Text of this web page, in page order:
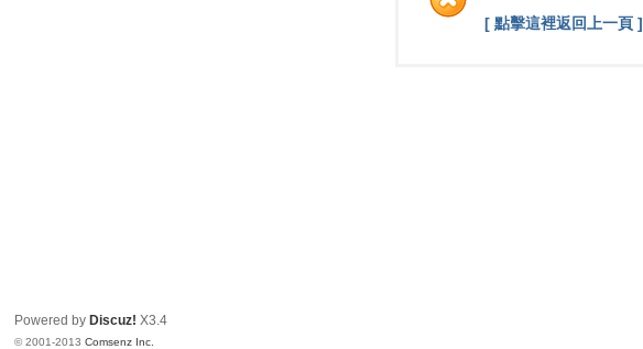
[ 點擊這裡返回上一頁 ]
Powered by Discuz! X3.4
© 2001-2013Comsenz Inc.